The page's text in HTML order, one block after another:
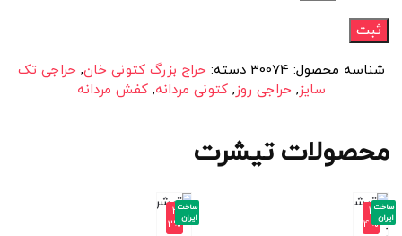
شناسه محصول: 30074 دسته: حراج بزرگ کتونی خان, حراجی تک
سایز, حراجی روز,کتونی مردانه,کفش مردانه
محصولات تیشرت
-4
4%
ساخت
ایران
-3
2%
ساخت
ایران